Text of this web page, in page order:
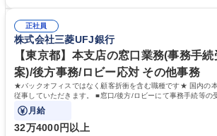
幅広く経験を積みたい意欲がある方に最適な環境です。 募集職種
務・人事】未経験歓迎/日立グループ/組織運営を支
指す
のご経験 ■労務管理（給与計算・社会保険手続き・
■衛生管理者の資格をお持ちの方 学歴・資格 学歴：大学院 大学 高専 短大
専修学校 高校 語学力： 資格：
正社員
株式会社三菱UFJ銀行
【東京都】本支店の窓口業務(事務手
案)/後方事務/ロビー応対 その他事務
★バックオフィスではなく顧客折衝を含む職種です★ 国内の
従事していただきます。 ■窓口/後方/ロビーにて事務手続等の
客様対応
月給
32万4000円以上